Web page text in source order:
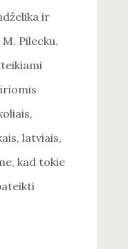
ir
Pilecku.
latviais,
kad tokie